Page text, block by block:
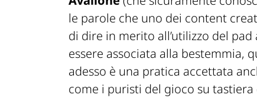
le parole che uno dei content
di dire in merito all’utilizzo del
essere associata alla bestemmia,
adesso è una pratica accettata
come i puristi del gioco su